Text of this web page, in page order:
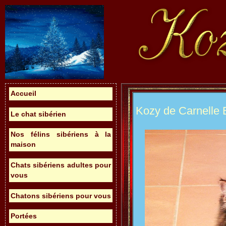
Accueil
Le chat sibérien
Nos félins sibériens à la
maison
Chats sibériens adultes pour
vous
Chatons sibériens pour vous
Portées
Kozy de Carnelle